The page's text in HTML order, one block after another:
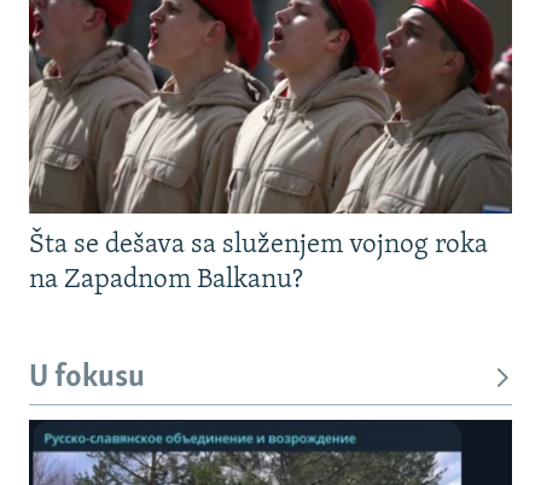
Šta se dešava sa služenjem vojnog roka
na Zapadnom Balkanu?
U fokusu